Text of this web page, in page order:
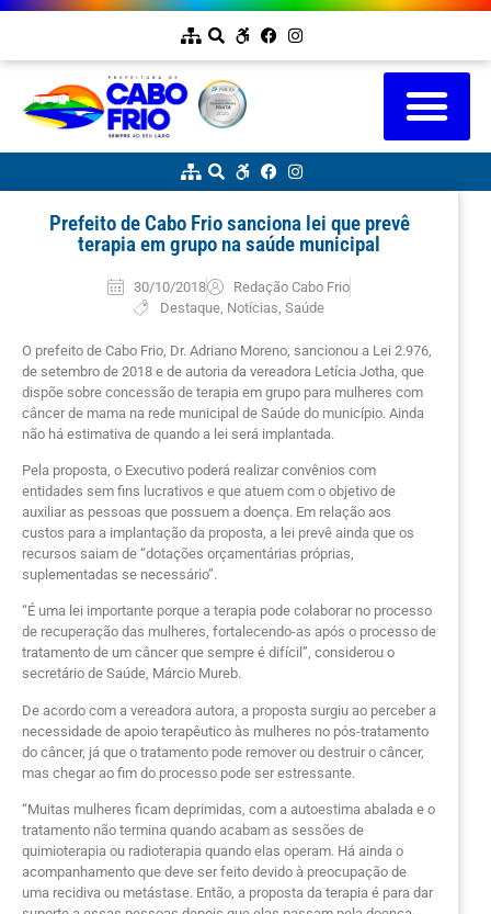
Prefeito de Cabo Frio sanciona lei que prevê
terapia em grupo na saúde municipal
30/10/2018
Redação Cabo Frio
Destaque, Notícias Saúde
O prefeito de Cabo Frio, Dr. Adriano Moreno, sancionou a Lei 2.976,
de setembro de 2018 e de autoria da vereadora Letícia Jotha, que
dispõe sobre concessão de terapia em grupo para mulheres com
câncer de mama na rede municipal de Saúde do município. Ainda
não há estimativa de quando a lei será implantada.
Pela proposta, o Executivo poderá realizar convênios com
entidades sem fins lucrativos e que atuem com o objetivo de
auxiliar as pessoas que possuem a doença. Em relação aos
custos para a implantação da proposta, a lei prevê ainda que os
recursos saiam de “dotações orçamentárias próprias,
suplementadas se necessário”.
“É uma lei importante porque a terapia pode colaborar no processo
de recuperação das mulheres, fortalecendo-as após o processo de
tratamento de um câncer que sempre é difícil”, considerou o
secretário de Saúde, Márcio Mureb.
De acordo com a vereadora autora, a proposta surgiu ao perceber a
necessidade de apoio terapêutico às mulheres no pós-tratamento
do câncer, já que o tratamento pode remover ou destruir o câncer,
mas chegar ao fim do processo pode ser estressante.
“Muitas mulheres ficam deprimidas, com a autoestima abalada e o
tratamento não termina quando acabam as sessões de
quimioterapia ou radioterapia quando elas operam. Há ainda o
acompanhamento que deve ser feito devido à preocupação de
uma recidiva ou metástase. Então, a proposta da terapia é para dar